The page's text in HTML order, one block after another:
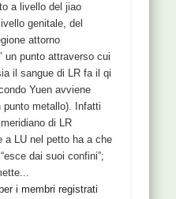
a livello del jiao
genitale, del
attorno
un punto attraverso cui
il sangue di LR fa il qi
Yuen avviene
punto metallo). Infatti
di LR
a LU nel petto ha a che
dai suoi confini”;
i membri registrati